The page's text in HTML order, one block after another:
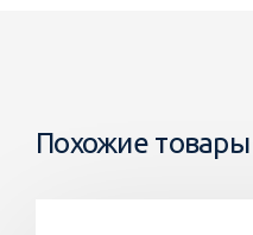
Похожие товары